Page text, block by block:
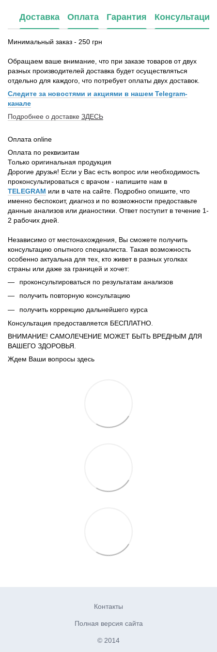
Доставка Оплата Гарантия Консультация
Минимальный заказ - 250 грн
Обращаем ваше внимание, что при заказе товаров от двух
разных производителей доставка будет осуществляться
отдельно для каждого, что потребует оплаты двух доставок.
Следите за новостями и акциями в нашем Telegram-
канале
Подробнее о доставке ЗДЕСЬ
Оплата online
Оплата по реквизитам
Только оригинальная продукция
Дорогие друзья! Если у Вас есть вопрос или необходимость
проконсультироваться с врачом - напишите нам в
TELEGRAM или в чате на сайте. Подробно опишите, что
именно беспокоит, диагноз и по возможности предоставьте
данные анализов или дианостики. Ответ поступит в течение 1-
2 рабочих дней.
Независимо от местонахождения, Вы сможете получить
консультацию опытного специалиста. Такая возможность
особенно актуальна для тех, кто живет в разных уголках
страны или даже за границей и хочет:
проконсультироваться по результатам анализов
получить повторную консультацию
получить коррекцию дальнейшего курса
Консультация предоставляется БЕСПЛАТНО.
ВНИМАНИЕ! САМОЛЕЧЕНИЕ МОЖЕТ БЫТЬ ВРЕДНЫМ ДЛЯ
ВАШЕГО ЗДОРОВЬЯ.
Ждем Ваши вопросы здесь
Контакты
Полная версия сайта
© 2014